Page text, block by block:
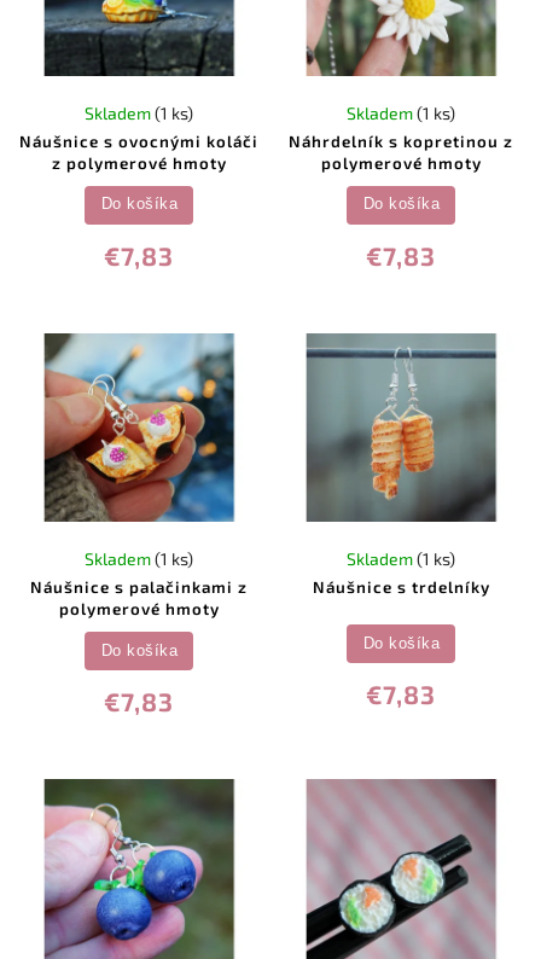
Náušnice s ovocnými koláči
z polymerové hmoty
Skladem(1 ks)
€7,83
Do košíka
Náhrdelník s kopretinou z
polymerové hmoty
Skladem(1 ks)
€7,83
Do košíka
Náušnice s palačinkami z
polymerové hmoty
Skladem(1 ks)
€7,83
Do košíka
Náušnice s trdelníky
Skladem(1 ks)
€7,83
Do košíka